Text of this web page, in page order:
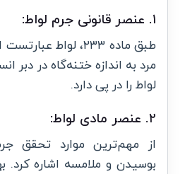
۱. عنصر قانونی جرم لواط:
طبق ماده ۲۳۳، لواط
مرد به اندازه ختنه‌گاه در دبر
لواط را در پی دارد.
۲. عنصر مادی لواط:
از مهم‌ترین موارد تحقق
بوسیدن و ملامسه اشاره کرد.